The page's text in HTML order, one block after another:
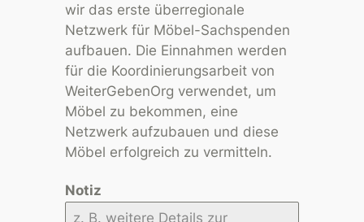
wir das erste überregionale
Netzwerk für Möbel-Sachspenden
aufbauen. Die Einnahmen werden
für die Koordinierungsarbeit von
WeiterGebenOrg verwendet, um
Möbel zu bekommen, eine
Netzwerk aufzubauen und diese
Möbel erfolgreich zu vermitteln.
Notiz